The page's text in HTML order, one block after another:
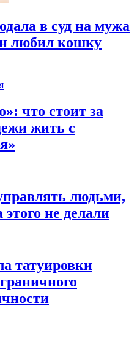
в суд на мужа
любил кошку
что стоит за
жить с
людьми,
не делали
татуировки